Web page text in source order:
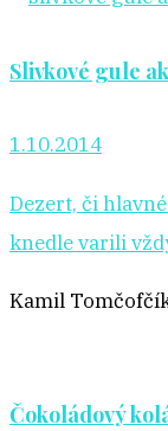
Slivkové gule
1.10.2014
Dezert, či
knedle varili
Kamil
Čokoládový